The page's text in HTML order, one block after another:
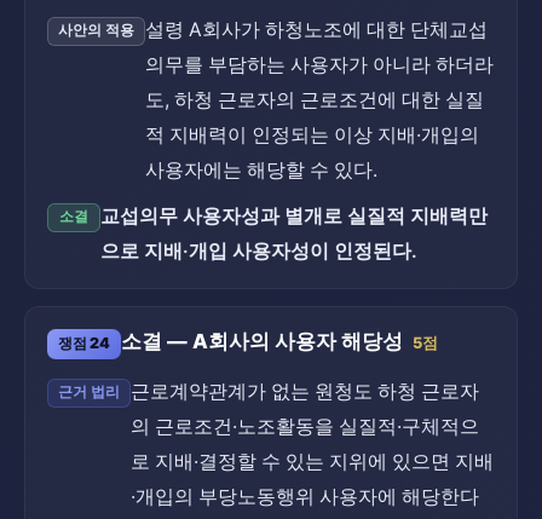
사안의 적용
설령 A회사가 하청노조에 대한 단체교섭
의무를 부담하는 사용자가 아니라 하더라
도, 하청 근로자의 근로조건에 대한 실질
적 지배력이 인정되는 이상 지배·개입의
사용자에는 해당할 수 있다.
소결
교섭의무 사용자성과 별개로 실질적 지배력만
으로 지배·개입 사용자성이 인정된다.
쟁점 24 소결 — A회사의 사용자 해당성 5점
근거 법리
근로계약관계가 없는 원청도 하청 근로자
의 근로조건·노조활동을 실질적·구체적으
로 지배·결정할 수 있는 지위에 있으면 지배
·개입의 부당노동행위 사용자에 해당한다